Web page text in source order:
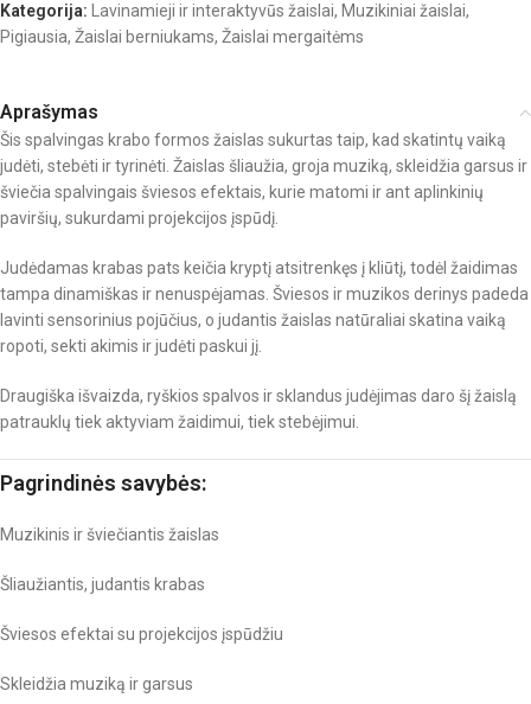
Kategorija:
Lavinamieji ir interaktyvūs žaislai, Muzikiniai žaislai,
Pigiausia, Žaislai berniukams, Žaislai mergaitėms
Aprašymas
Šis spalvingas krabo formos žaislas sukurtas taip, kad skatintų vaiką
judėti, stebėti ir tyrinėti. Žaislas šliaužia, groja muziką, skleidžia garsus ir
šviečia spalvingais šviesos efektais, kurie matomi ir ant aplinkinių
paviršių, sukurdami projekcijos įspūdį.
Judėdamas krabas pats keičia kryptį atsitrenkęs į kliūtį, todėl žaidimas
tampa dinamiškas ir nenuspėjamas. Šviesos ir muzikos derinys padeda
lavinti sensorinius pojūčius, o judantis žaislas natūraliai skatina vaiką
ropoti, sekti akimis ir judėti paskui jį.
Draugiška išvaizda, ryškios spalvos ir sklandus judėjimas daro šį žaislą
patrauklų tiek aktyviam žaidimui, tiek stebėjimui.
Pagrindinės savybės:
Muzikinis ir šviečiantis žaislas
Šliaužiantis, judantis krabas
Šviesos efektai su projekcijos įspūdžiu
Skleidžia muziką ir garsus